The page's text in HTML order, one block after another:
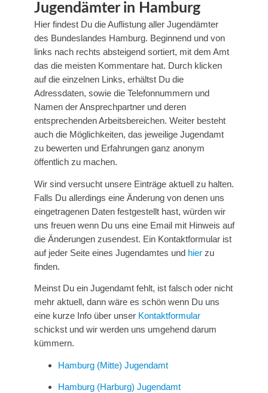
Jugendämter in Hamburg
Hier findest Du die Auflistung aller Jugendämter
des Bundeslandes Hamburg. Beginnend und von
links nach rechts absteigend sortiert, mit dem Amt
das die meisten Kommentare hat. Durch klicken
auf die einzelnen Links, erhältst Du die
Adressdaten, sowie die Telefonnummern und
Namen der Ansprechpartner und deren
entsprechenden Arbeitsbereichen. Weiter besteht
auch die Möglichkeiten, das jeweilige Jugendamt
zu bewerten und Erfahrungen ganz anonym
öffentlich zu machen.
Wir sind versucht unsere Einträge aktuell zu halten.
Falls Du allerdings eine Änderung von denen uns
eingetragenen Daten festgestellt hast, würden wir
uns freuen wenn Du uns eine Email mit Hinweis auf
die Änderungen zusendest. Ein Kontaktformular ist
auf jeder Seite eines Jugendamtes und hierzu
finden.
Meinst Du ein Jugendamt fehlt, ist falsch oder nicht
mehr aktuell, dann wäre es schön wenn Du uns
eine kurze Info über unser Kontaktformular
schickst und wir werden uns umgehend darum
kümmern.
Hamburg (Mitte) Jugendamt
Hamburg (Harburg) Jugendamt